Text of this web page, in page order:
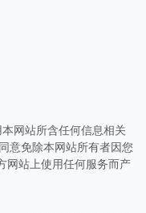
网站所含任何信息相关
意免除本网站所有者因您
网站上使用任何服务而产